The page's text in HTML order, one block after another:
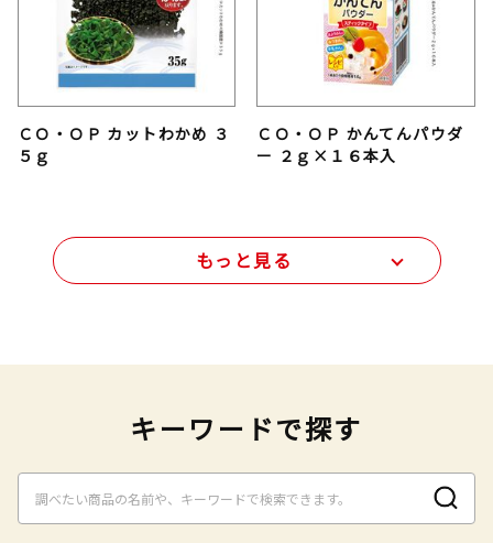
ＣＯ・ＯＰ カットわかめ ３
５ｇ
ＣＯ・ＯＰ かんてんパウダ
ー ２ｇ×１６本入
もっと見る
キーワードで探す